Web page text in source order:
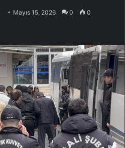
Mayıs 15, 2026 0 0